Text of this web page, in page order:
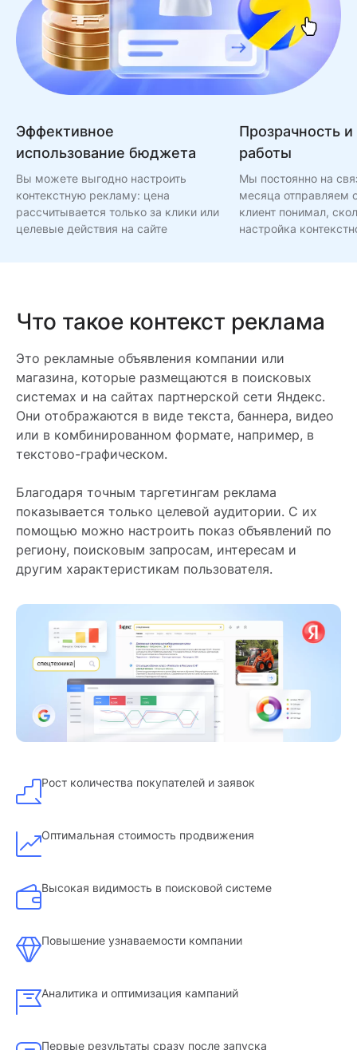
Эффективное
использование бюджета
Вы можете выгодно настроить
контекстную рекламу: цена
рассчитывается только за клики или
целевые действия на сайте
Прозрачность и
работы
Мы постоянно на
месяца отправляем
клиент понимал,
настройка
Что такое контекст реклама
Это рекламные объявления компании или
магазина, которые размещаются в поисковых
системах и на сайтах партнерской сети Яндекс.
Они отображаются в виде текста, баннера, видео
или в комбинированном формате, например, в
текстово-графическом.
Благодаря точным таргетингам реклама
показывается только целевой аудитории. С их
помощью можно настроить показ объявлений по
региону, поисковым запросам, интересам и
другим характеристикам пользователя.
Рост количества покупателей и заявок
Оптимальная стоимость продвижения
Высокая видимость в поисковой системе
Повышение узнаваемости компании
Аналитика и оптимизация кампаний
Первые результаты сразу после запуска